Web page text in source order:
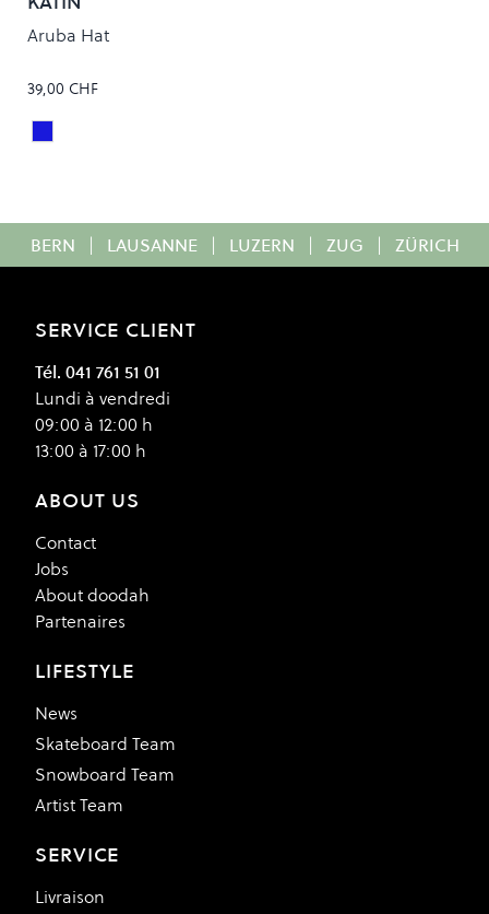
Aruba Hat
39,00 CHF
Colour
Navy
BERN | LAUSANNE | LUZERN | ZUG | ZÜRICH
SERVICE CLIENT
Tél. 041 761 51 01
Lundi à vendredi
09:00 à 12:00 h
13:00 à 17:00 h
ABOUT US
Contact
Jobs
About doodah
Partenaires
LIFESTYLE
News
Skateboard Team
Snowboard Team
Artist Team
SERVICE
Livraison